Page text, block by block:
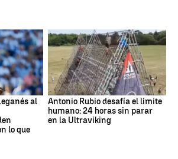
al
lo que
Antonio Rubio desafía el límite
humano: 24 horas sin parar
en la Ultraviking